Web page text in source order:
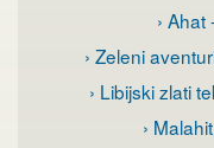
›
› Zeleni
› Libijski zlati
›